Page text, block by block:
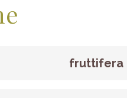
fruttifera